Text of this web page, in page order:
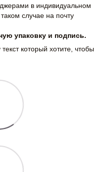
в индивидуальном
случае на почту
упаковку и подпись.
который хотите, чтобы